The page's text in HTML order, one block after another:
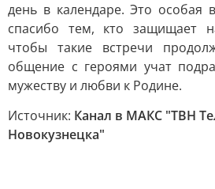
день в календаре. Это особая
спасибо тем, кто защищает
чтобы такие встречи
общение с героями учат
мужеству и любви к Родине.
Источник: Канал в МАКС "ТВН
Новокузнецка"